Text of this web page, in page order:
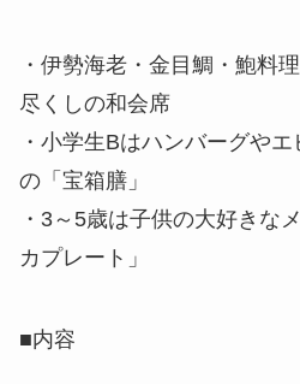
・伊勢海老・金目鯛・鮑料
尽くしの和会席
・小学生Bはハンバーグや
の「宝箱膳」
・3～5歳は子供の大好きな
カプレート」
■内容